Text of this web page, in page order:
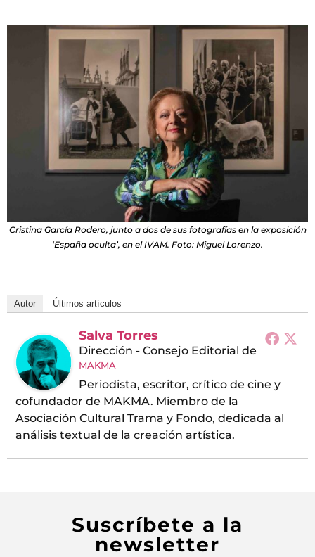
Cristina García Rodero, junto a dos de sus fotografías en la exposición
‘España oculta’, en el IVAM. Foto: Miguel Lorenzo.
Autor Últimos artículos
Salva Torres
Dirección - Consejo Editorial de
MAKMA
Periodista, escritor, crítico de cine y
cofundador de MAKMA. Miembro de la
Asociación Cultural Trama y Fondo, dedicada al
análisis textual de la creación artística.
Suscríbete a la
newsletter